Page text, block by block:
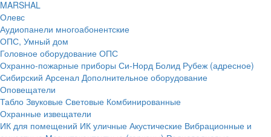
MARSHAL
Олевс
Аудиопанели многоабонентские
ОПС, Умный дом
Головное оборудование ОПС
Охранно-пожарные приборы Си-Норд Болид Рубеж (адресное)
Сибирский Арсенал Дополнительное оборудование
Оповещатели
Табло Звуковые Световые Комбинированные
Охранные извещатели
ИК для помещений ИК уличные Акустические Вибрационные и